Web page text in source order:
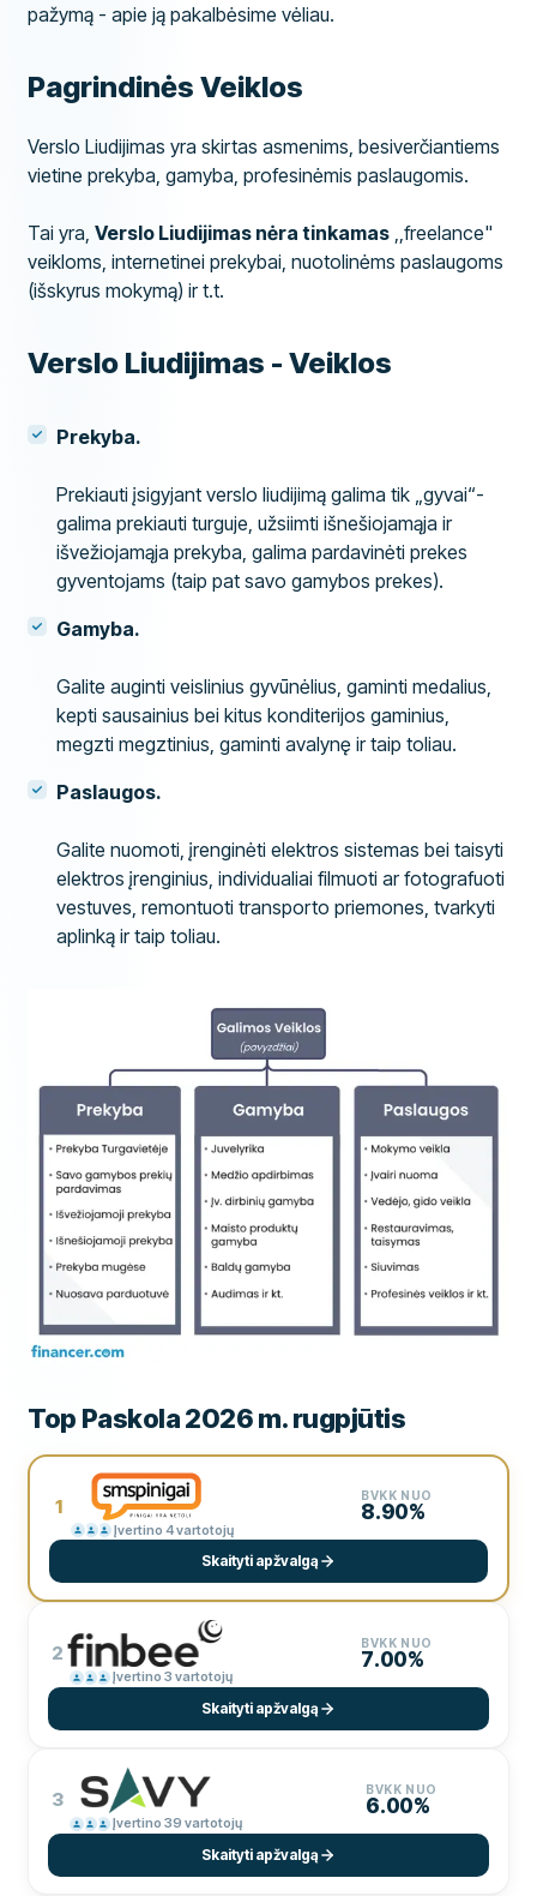
pažymą - apie ją pakalbėsime vėliau.
Pagrindinės Veiklos
Verslo Liudijimas yra skirtas asmenims, besiverčiantiems
vietine prekyba, gamyba, profesinėmis paslaugomis.
Tai yra,Verslo Liudijimas nėra tinkamas ,,freelance"
veikloms, internetinei prekybai, nuotolinėms paslaugoms
(išskyrus mokymą) ir t.t.
Verslo Liudijimas - Veiklos
Prekyba.
Prekiauti įsigyjant verslo liudijimą galima tik „gyvai“-
galima prekiauti turguje, užsiimti išnešiojamąja ir
išvežiojamąja prekyba, galima pardavinėti prekes
gyventojams (taip pat savo gamybos prekes).
Gamyba.
Galite auginti veislinius gyvūnėlius, gaminti medalius,
kepti sausainius bei kitus konditerijos gaminius,
megzti megztinius, gaminti avalynę ir taip toliau.
Paslaugos.
Galite nuomoti, įrenginėti elektros sistemas bei taisyti
elektros įrenginius, individualiai filmuoti ar fotografuoti
vestuves, remontuoti transporto priemones, tvarkyti
aplinką ir taip toliau.
Top Paskola 2026 m. rugpjūtis
1
Įvertino 4 vartotojų
BVKK NUO
8.90%
Skaityti apžvalgą
2
Įvertino 3 vartotojų
BVKK NUO
7.00%
Skaityti apžvalgą
3
Įvertino 39 vartotojų
BVKK NUO
6.00%
Skaityti apžvalgą